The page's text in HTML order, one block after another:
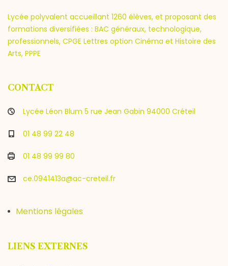
Lycée polyvalent accueillant 1260 élèves, et proposant des
formations diversifiées : BAC généraux, technologique,
professionnels, CPGE Lettres option Cinéma et Histoire des
Arts, PPPE
CONTACT
Lycée Léon Blum 5 rue Jean Gabin 94000 Créteil
01 48 99 22 48
01 48 99 99 80
ce.0941413a@ac-creteil.fr
Mentions légales
LIENS EXTERNES